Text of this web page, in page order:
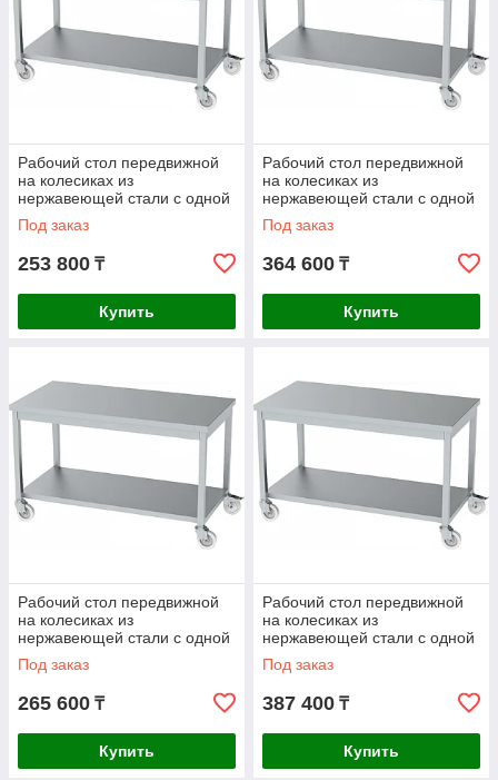
Рабочий стол передвижной
на колесиках из
нержавеющей стали с одной
полкой AISI 430
1400x600x850mm
Под заказ
253 800 ₸
Купить
Рабочий стол передвижной
на колесиках из
нержавеющей стали с одной
полкой AISI 304
1400x600x850mm
Под заказ
364 600 ₸
Купить
Рабочий стол передвижной
на колесиках из
нержавеющей стали с одной
полкой AISI 430
1400x700x850mm
Под заказ
265 600 ₸
Купить
Рабочий стол передвижной
на колесиках из
нержавеющей стали с одной
полкой AISI 304
1400x700x850mm
Под заказ
387 400 ₸
Купить